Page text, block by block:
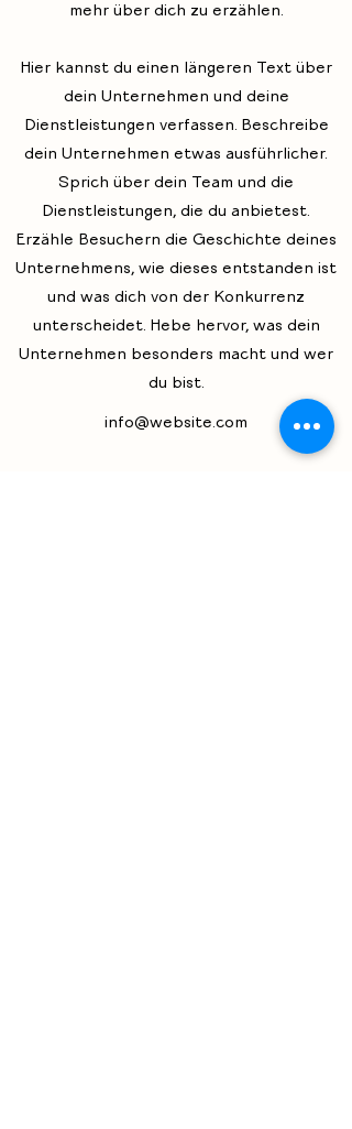
mehr über dich zu erzählen.
Hier kannst du einen längeren Text über
dein Unternehmen und deine
Dienstleistungen verfassen. Beschreibe
dein Unternehmen etwas ausführlicher.
Sprich über dein Team und die
Dienstleistungen, die du anbietest.
Erzähle Besuchern die Geschichte deines
Unternehmens, wie dieses entstanden ist
und was dich von der Konkurrenz
unterscheidet. Hebe hervor, was dein
Unternehmen besonders macht und wer
du bist.
info@website.com